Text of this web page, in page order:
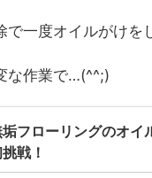
一度オイルがけを
な作業で…(^^;)
フローリングのオイ
戦！